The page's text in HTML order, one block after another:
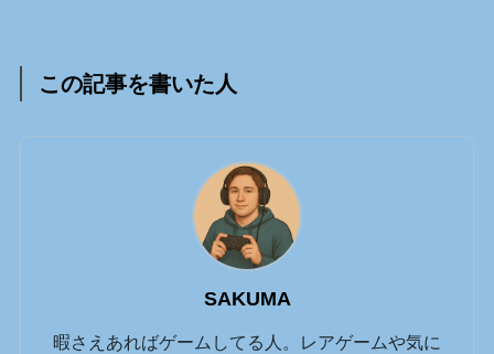
この記事を書いた人
SAKUMA
暇さえあればゲームしてる人。レアゲームや気に